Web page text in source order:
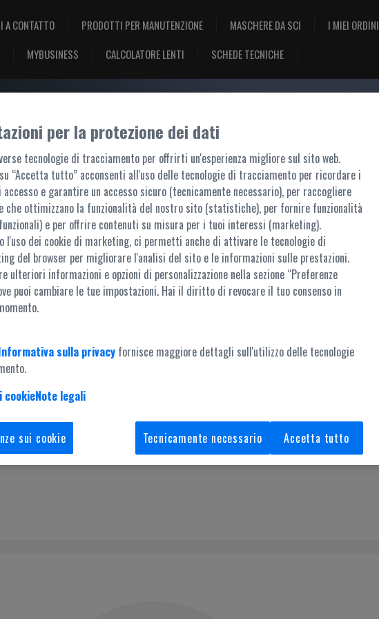
A CONTATTO PRODOTTI PER MANUTENZIONE MASCHERE DA SCI
I MIEI ORDINI
MYBUSINESS
CALCOLATORE LENTI SCHEDE TECNICHE
BENVENUTO, ACCEDI!
ACCESSO AL PORTALE
portale sono accessibili ai soli utenti registrati. L'accesso è possibile tramiteMyZEISS
Per ulteriori informazioni,
per la protezione dei dati
tecnologie di tracciamento per offrirti un'esperienza migliore sul sito web.
“Accetta tutto” acconsenti all'uso delle tecnologie di tracciamento per ricordare i
e garantire un accesso sicuro (tecnicamente necessario), per raccogliere
che ottimizzano la funzionalità del nostro sito (statistiche), per fornire funzionalità
e per offrire contenuti su misura per i tuoi interessi (marketing).
l'uso dei cookie di marketing, ci permetti anche di attivare le tecnologie di
del browser per migliorare l'analisi del sito e le informazioni sulle prestazioni.
ulteriori informazioni e opzioni di personalizzazione nella sezione “Preferenze
puoi cambiare le tue impostazioni. Hai il diritto di revocare il tuo consenso in
sulla privacy fornisce maggiore dettagli sull'utilizzo delle tecnologie
cookieNote legali
sui cookie Tecnicamente necessario Accetta tutto